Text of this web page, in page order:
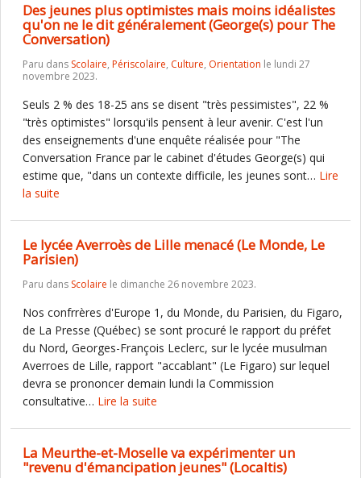
Des jeunes plus optimistes mais moins idéalistes
qu'on ne le dit généralement (George(s) pour The
Conversation)
Paru dans Scolaire, Périscolaire, Culture, Orientation le lundi 27
novembre 2023.
Seuls 2 % des 18-25 ans se disent "très pessimistes", 22 %
"très optimistes" lorsqu'ils pensent à leur avenir. C'est l'un
des enseignements d'une enquête réalisée pour "The
Conversation France par le cabinet d'études George(s) qui
estime que, "dans un contexte difficile, les jeunes sont… Lire
la suite
Le lycée Averroès de Lille menacé (Le Monde, Le
Parisien)
Paru dans Scolaire le dimanche 26 novembre 2023.
Nos confrrères d'Europe 1, du Monde, du Parisien, du Figaro,
de La Presse (Québec) se sont procuré le rapport du préfet
du Nord, Georges-François Leclerc, sur le lycée musulman
Averroes de Lille, rapport "accablant" (Le Figaro) sur lequel
devra se prononcer demain lundi la Commission
consultative… Lire la suite
La Meurthe-et-Moselle va expérimenter un
"revenu d'émancipation jeunes" (Localtis)